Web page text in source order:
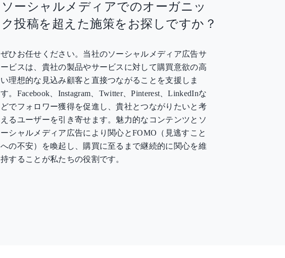
ソーシャルメディアでのオーガニッ
ク投稿を超えた施策をお探しですか？
ぜひお任せください。当社のソーシャルメディア広告サ
ービスは、貴社の製品やサービスに対して購買意欲の高
い理想的な見込み顧客と直接つながることを支援しま
す。Facebook、Instagram、Twitter、Pinterest、LinkedInな
どでフォロワー獲得を促進し、貴社とつながりたいと考
えるユーザーを引き寄せます。魅力的なコンテンツとソ
ーシャルメディア広告により関心とFOMO（見逃すこと
への不安）を喚起し、購買に至るまで継続的に関心を維
持することが私たちの役割です。